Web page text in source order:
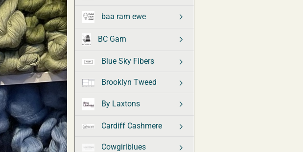
baa ram ewe
BC Garn
Blue Sky Fibers
Brooklyn Tweed
By Laxtons
Cardiff Cashmere
Cowgirlblues